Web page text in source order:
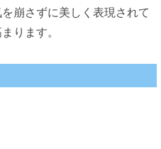
崩さずに美しく表現されて
ります。